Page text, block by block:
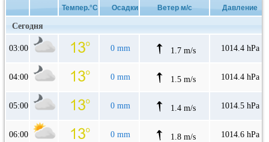
Темпер.°C Осадки Ветер м/с Давление
Сегодня
03:00 0 mm 1.7 m/s 1014.4 hPa
04:00 0 mm 1.5 m/s 1014.4 hPa
05:00 0 mm 1.4 m/s 1014.5 hPa
06:00 0 mm 1.8 m/s 1014.6 hPa